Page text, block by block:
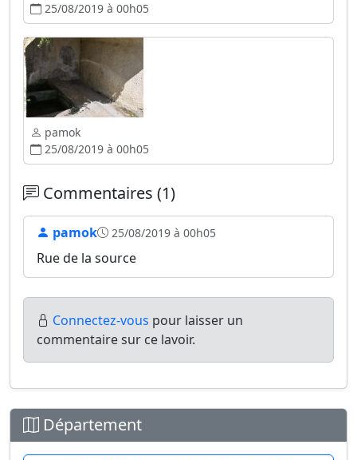
25/08/2019 à 00h05
pamok
25/08/2019 à 00h05
Commentaires (1)
pamok 25/08/2019 à 00h05
Rue de la source
Connectez-vous pour laisser un
commentaire sur ce lavoir.
Département